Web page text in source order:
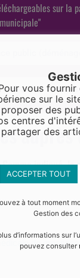
sur la
municipale"
Comme indiqué, la
de
vous
sur le
des
centres
partager des
ACCEPTER TOUT
à tout moment
Gestion des
d’informations sur
pouvez consulter